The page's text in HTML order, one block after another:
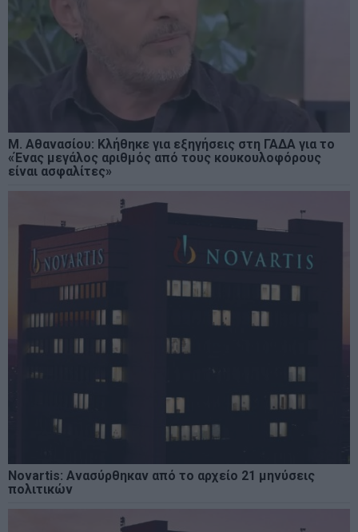
Μ. Αθανασίου: Κλήθηκε για εξηγήσεις στη ΓΑΔΑ για το
«Ένας μεγάλος αριθμός από τους κουκουλοφόρους
είναι ασφαλίτες»
Novartis: Ανασύρθηκαν από το αρχείο 21 μηνύσεις
πολιτικών